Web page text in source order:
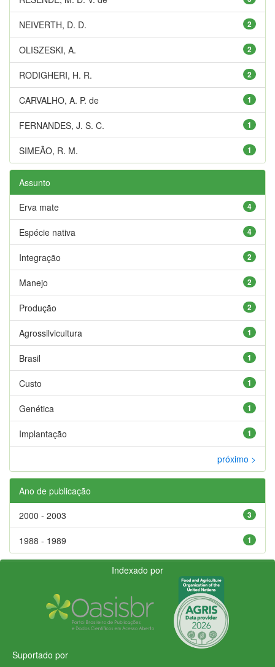
2
NEIVERTH, D. D.
2
OLISZESKI, A.
2
RODIGHERI, H. R.
1
CARVALHO, A. P. de
1
FERNANDES, J. S. C.
1
SIMEÃO, R. M.
Assunto
4
Erva mate
4
Espécie nativa
2
Integração
2
Manejo
2
Produção
1
Agrossilvicultura
1
Brasil
1
Custo
1
Genética
1
Implantação
próximo >
Ano de publicação
3
2000 - 2003
1
1988 - 1989
Indexado por
Suportado por